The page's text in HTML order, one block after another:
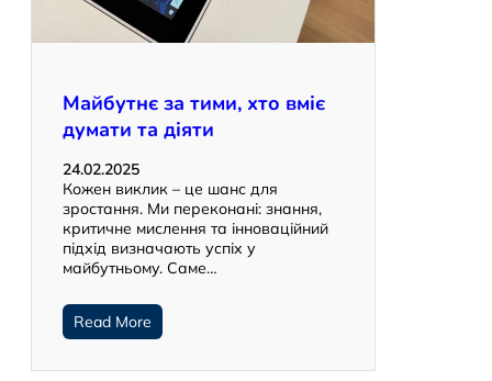
Майбутнє за тими, хто вміє
думати та діяти
24.02.2025
Кожен виклик – це шанс для
зростання. Ми переконані: знання,
критичне мислення та інноваційний
підхід визначають успіх у
майбутньому. Саме…
Read More